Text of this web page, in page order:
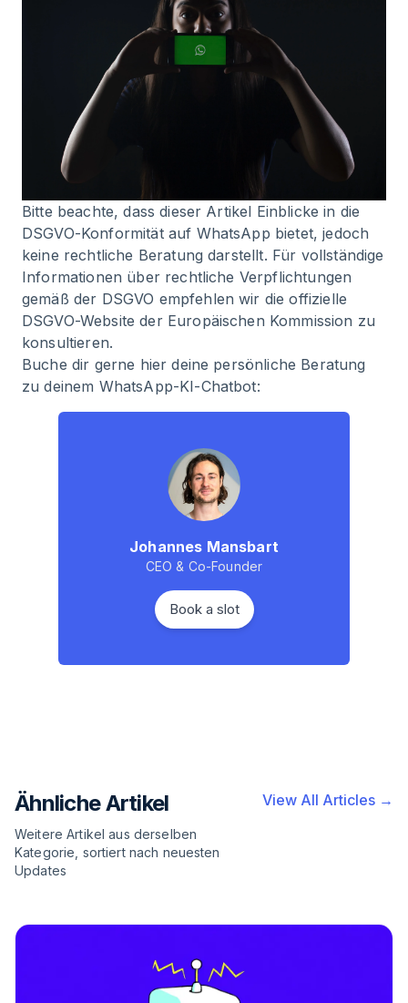
Bitte beachte, dass dieser Artikel Einblicke in die
DSGVO-Konformität auf WhatsApp bietet, jedoch
keine rechtliche Beratung darstellt. Für vollständige
Informationen über rechtliche Verpflichtungen
gemäß der DSGVO empfehlen wir die offizielle
DSGVO-Website der Europäischen Kommission zu
konsultieren.
Buche dir gerne hier deine persönliche Beratung
zu deinem WhatsApp-KI-Chatbot:
Johannes Mansbart
CEO & Co-Founder
Book a slot
Ähnliche Artikel
Weitere Artikel aus derselben
Kategorie, sortiert nach neuesten
Updates
View All Articles →